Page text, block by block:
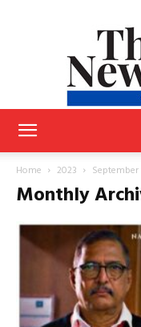
Home 2023 September
Monthly